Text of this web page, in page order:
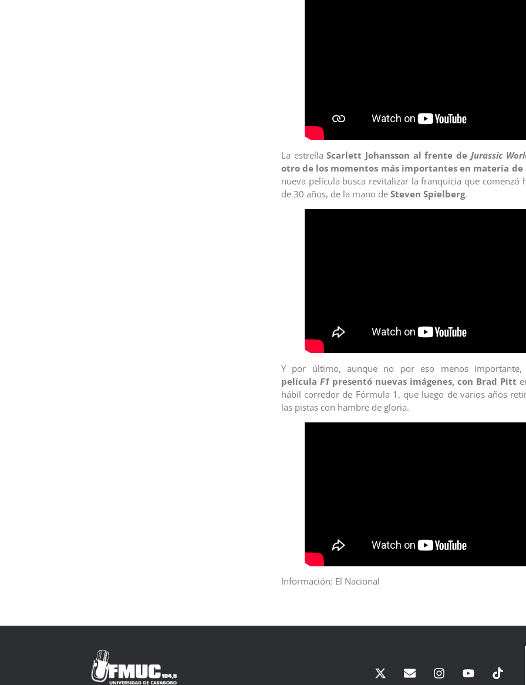
La estrellaScarlett Johansson al frente de Jurassic
otro de los momentos más importantes en materia de
nueva película busca revitalizar la franquicia que comenzó
de 30 años, de la mano de Steven Spielberg.
Y por último, aunque no por eso menos importante,
película F1 presentó nuevas imágenes, con Brad Pitt
hábil corredor de Fórmula 1, que luego de varios años
las pistas con hambre de gloria.
Información: El Nacional